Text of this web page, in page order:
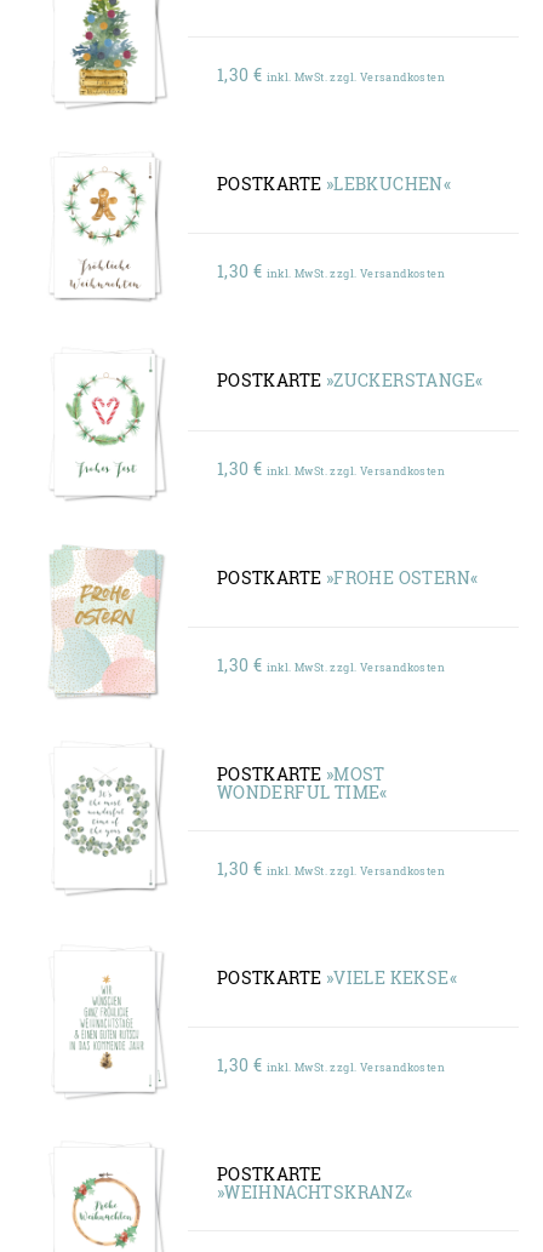
1,30 € inkl. MwSt. zzgl. Versandkosten
POSTKARTE »LEBKUCHEN«
1,30 € inkl. MwSt. zzgl. Versandkosten
POSTKARTE »ZUCKERSTANGE«
1,30 € inkl. MwSt. zzgl. Versandkosten
POSTKARTE »FROHE OSTERN«
1,30 € inkl. MwSt. zzgl. Versandkosten
POSTKARTE »MOST
WONDERFUL TIME«
1,30 € inkl. MwSt. zzgl. Versandkosten
POSTKARTE »VIELE KEKSE«
1,30 € inkl. MwSt. zzgl. Versandkosten
POSTKARTE
»WEIHNACHTSKRANZ«